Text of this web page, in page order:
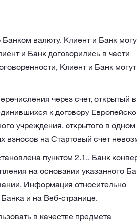
валюту. Клиент и Банк
и Банк договорились в части
Клиент и Банк могут
через счет, открытый в
к договору
учреждения, открытого в одном
взносов на Стартовый счет
пунктом 2.1., Банк
на основании указанного
Информация относительно
и на Веб-странице.
в качестве предмета